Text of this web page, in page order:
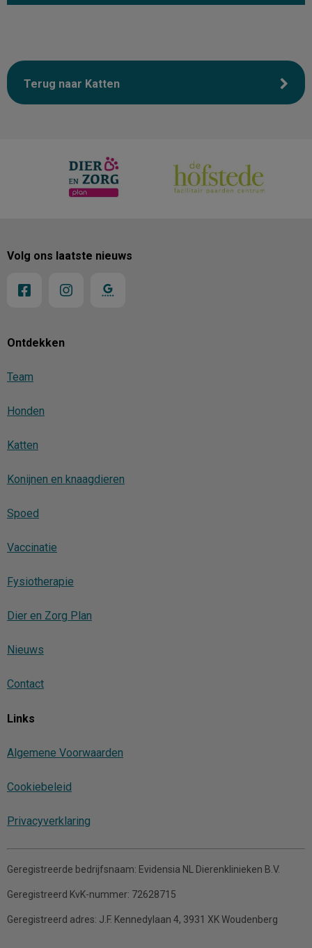
Terug naar Katten
Ontdekken
Team
Honden
Katten
Konijnen en knaagdieren
Spoed
Vaccinatie
Fysiotherapie
Dier en Zorg Plan
Nieuws
Contact
Links
Algemene Voorwaarden
Cookiebeleid
Privacyverklaring
Volg ons laatste nieuws
Geregistreerde bedrijfsnaam: Evidensia NL Dierenklinieken B.V.
Geregistreerd KvK-nummer: 72628715
Geregistreerd adres: J.F. Kennedylaan 4, 3931 XK Woudenberg